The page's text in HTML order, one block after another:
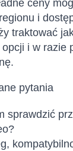
ceny
i
traktować
i w razie
pytania
sprawdzić